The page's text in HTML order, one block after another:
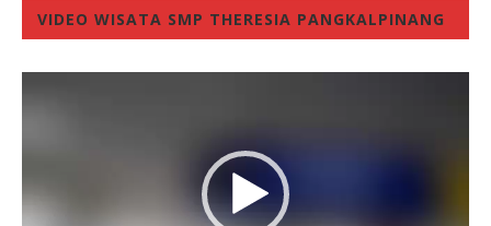
VIDEO WISATA SMP THERESIA PANGKALPINANG